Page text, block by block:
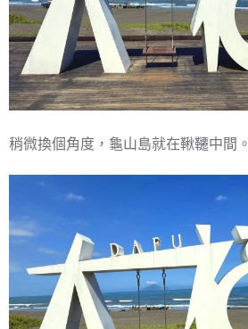
稍微換個角度，龜山島就在鞦韆中間。